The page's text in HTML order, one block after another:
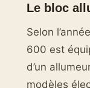
Le bloc
Selon
600 est
d’un
modèles